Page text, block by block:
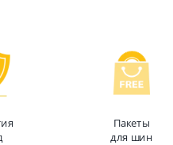
Пакеты
для шин